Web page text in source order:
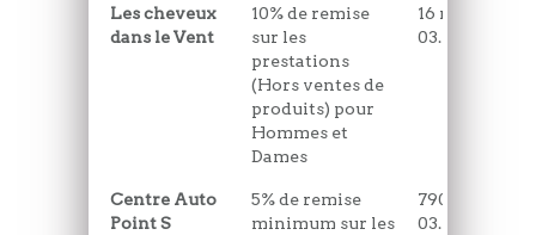
Les cheveux
dans le Vent
10% de remise
sur les
prestations
(Hors ventes de
produits) pour
Hommes et
Dames
16 rue
03.21.84.13.27
Centre Auto
Point S
5% de remise
minimum sur les
790 Avenue
03.21.94.70.88